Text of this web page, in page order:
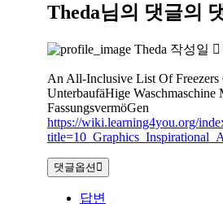
Theda님의 댓글의
Theda 작성일
An All-Inclusive List Of
UnterbaufäHige Waschmaschine
FassungsvermöGen
https://wiki.learning4you.org/
댓글옵션
답변